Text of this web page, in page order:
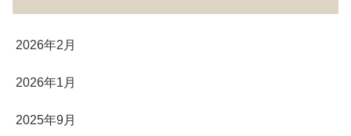
2026年2月
2026年1月
2025年9月